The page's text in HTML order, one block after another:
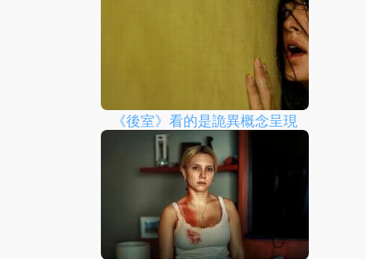
《後室》看的是詭異概念呈現